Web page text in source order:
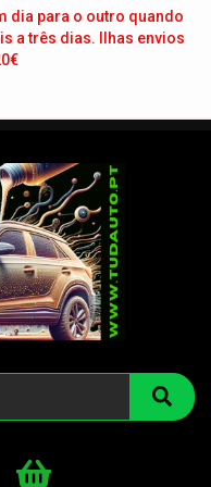
dia para o outro quando
a três dias. Ilhas envios